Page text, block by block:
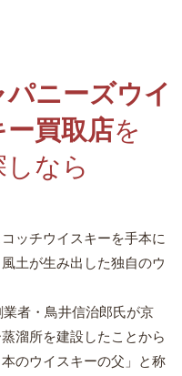
パニーズウイ
ー買取店を
しなら
ッチウイスキーを手本に
土が生み出した独自のウ
者・鳥井信治郎氏が京
溜所を建設したことから
のウイスキーの父」と称